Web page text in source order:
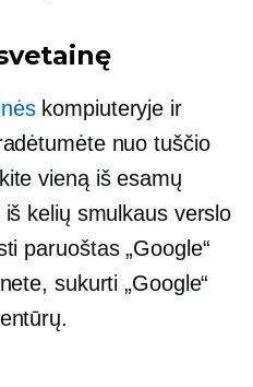
kompiuteryje ir
nuo tuščio
vieną iš esamų
kelių smulkaus verslo
paruoštas„Google“
sukurti „Google“